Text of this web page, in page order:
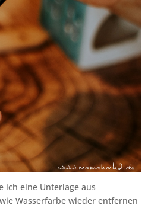
ich eine Unterlage aus
Wasserfarbe wieder entfernen